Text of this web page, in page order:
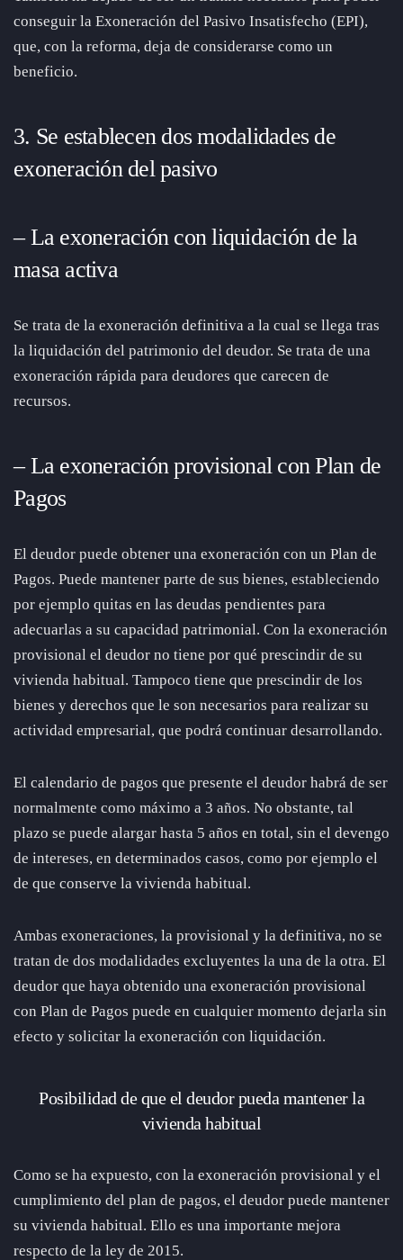
conseguir la Exoneración del Pasivo Insatisfecho (EPI),
que, con la reforma, deja de considerarse como un
beneficio.
3. Se establecen dos modalidades de
exoneración del pasivo
– La exoneración con liquidación de la
masa activa
Se trata de la exoneración definitiva a la cual se llega tras
la liquidación del patrimonio del deudor. Se trata de una
exoneración rápida para deudores que carecen de
recursos.
– La exoneración provisional con Plan de
Pagos
El deudor puede obtener una exoneración con un Plan de
Pagos. Puede mantener parte de sus bienes, estableciendo
por ejemplo quitas en las deudas pendientes para
adecuarlas a su capacidad patrimonial. Con la exoneración
provisional el deudor no tiene por qué prescindir de su
vivienda habitual. Tampoco tiene que prescindir de los
bienes y derechos que le son necesarios para realizar su
actividad empresarial, que podrá continuar desarrollando.
El calendario de pagos que presente el deudor habrá de ser
normalmente como máximo a 3 años. No obstante, tal
plazo se puede alargar hasta 5 años en total, sin el devengo
de intereses, en determinados casos, como por ejemplo el
de que conserve la vivienda habitual.
Ambas exoneraciones, la provisional y la definitiva, no se
tratan de dos modalidades excluyentes la una de la otra. El
deudor que haya obtenido una exoneración provisional
con Plan de Pagos puede en cualquier momento dejarla sin
efecto y solicitar la exoneración con liquidación.
Posibilidad de que el deudor pueda mantener la
vivienda habitual
Como se ha expuesto, con la exoneración provisional y el
cumplimiento del plan de pagos, el deudor puede mantener
su vivienda habitual. Ello es una importante mejora
respecto de la ley de 2015.